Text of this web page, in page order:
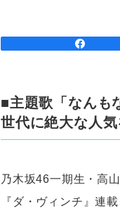
■主題歌「なんも
世代に絶大な人
乃木坂46一期生・高
『ダ・ヴィンチ』連